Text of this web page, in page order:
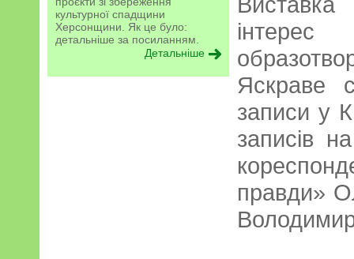
культурної спадщини
Херсонщини. Як це було:
детальніше за посиланням.
Детальніше
Яскраве
записи у
записів
правди»